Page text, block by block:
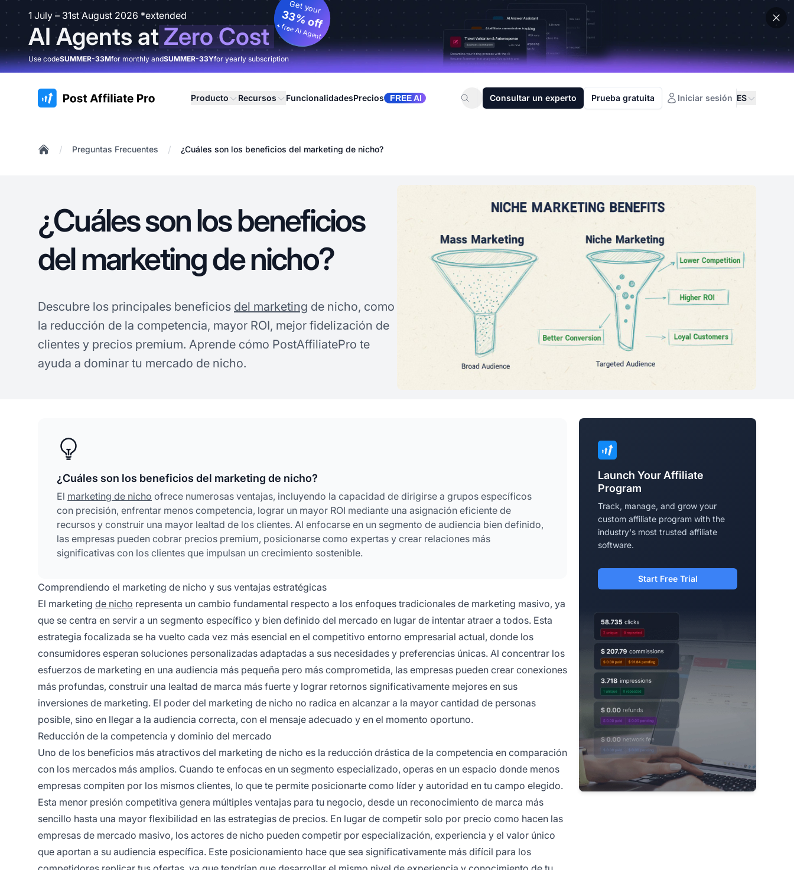
1 July – 31st August 2026 *extended
AI Agents atZero Cost
Get your
33% off
+ free AI Agent
Use codeSUMMER-33Mfor monthly andSUMMER-33Yfor yearly subscription
:site.title Producto Recursos FuncionalidadesPrecios FREE AI Consultar un experto Prueba gratuita Iniciar sesión ES
/ Preguntas Frecuentes / ¿Cuáles son los beneficios del marketing de nicho?
¿Cuáles son los beneficios
del marketing de nicho?
Descubre los principales beneficios del marketing de nicho, como
la reducción de la competencia, mayor ROI, mejor fidelización de
clientes y precios premium. Aprende cómo PostAffiliatePro te
ayuda a dominar tu mercado de nicho.
¿Cuáles son los beneficios del marketing de nicho?
El marketing de nicho ofrece numerosas ventajas, incluyendo la capacidad de dirigirse a grupos específicos
con precisión, enfrentar menos competencia, lograr un mayor ROI mediante una asignación eficiente de
recursos y construir una mayor lealtad de los clientes. Al enfocarse en un segmento de audiencia bien definido,
las empresas pueden cobrar precios premium, posicionarse como expertas y crear relaciones más
significativas con los clientes que impulsan un crecimiento sostenible.
Comprendiendo el marketing de nicho y sus ventajas estratégicas
El marketing de nicho representa un cambio fundamental respecto a los enfoques tradicionales de marketing masivo, ya
que se centra en servir a un segmento específico y bien definido del mercado en lugar de intentar atraer a todos. Esta
estrategia focalizada se ha vuelto cada vez más esencial en el competitivo entorno empresarial actual, donde los
consumidores esperan soluciones personalizadas adaptadas a sus necesidades y preferencias únicas. Al concentrar los
esfuerzos de marketing en una audiencia más pequeña pero más comprometida, las empresas pueden crear conexiones
más profundas, construir una lealtad de marca más fuerte y lograr retornos significativamente mejores en sus
inversiones de marketing. El poder del marketing de nicho no radica en alcanzar a la mayor cantidad de personas
posible, sino en llegar a la audiencia correcta, con el mensaje adecuado y en el momento oportuno.
Reducción de la competencia y dominio del mercado
Uno de los beneficios más atractivos del marketing de nicho es la reducción drástica de la competencia en comparación
con los mercados más amplios. Cuando te enfocas en un segmento especializado, operas en un espacio donde menos
empresas compiten por los mismos clientes, lo que te permite posicionarte como líder y autoridad en tu campo elegido.
Esta menor presión competitiva genera múltiples ventajas para tu negocio, desde un reconocimiento de marca más
sencillo hasta una mayor flexibilidad en las estrategias de precios. En lugar de competir solo por precio como hacen las
empresas de mercado masivo, los actores de nicho pueden competir por especialización, experiencia y el valor único
que aportan a su audiencia específica. Este posicionamiento hace que sea significativamente más difícil para los
Launch Your Affiliate
Program
Track, manage, and grow your
custom affiliate program with the
industry's most trusted affiliate
software.
Start Free Trial